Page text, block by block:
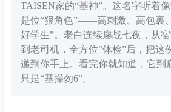
TAISEN家的“基神”。这名字听着
是位“狠角色”——高刺激、高包裹
好学生”。老白连续鏖战七夜，从
到老司机，全方位“体检”后，把这
递到你手上。看完你就知道，它到
只是“基操勿6”。